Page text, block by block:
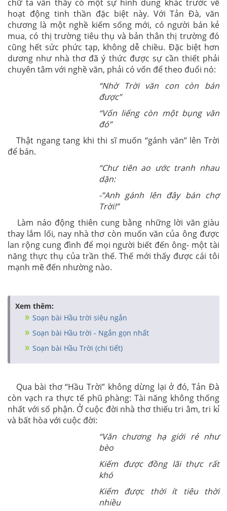
chữ ta vẫn thấy có một sự hình dung khác trước về
hoạt động tinh thần đặc biệt này. Với Tản Đà, văn
chương là một nghề kiếm sống mới, có người bán kẻ
mua, có thị trường tiêu thụ và bản thân thị trường đó
cũng hết sức phức tạp, không dễ chiều. Đặc biệt hơn
dương như nhà thơ đã ý thức được sự cần thiết phải
chuyên tâm với nghề văn, phải có vốn để theo đuổi nó:
“Nhờ Trời văn con còn bán
được”
“Vốn liếng còn một bụng văn
đó”
Thật ngang tang khi thi sĩ muốn “gánh văn” lên Trời
để bán.
“Chư tiên ao ước tranh nhau
dặn:
-”Anh gánh lên đây bán chợ
Trời!”
Làm náo động thiên cung bằng những lời văn giàu
thay lắm lối, nay nhà thơ còn muốn văn của ông được
lan rộng cung đình để mọi người biết đến ông- một tài
năng thực thụ của trần thế. Thế mới thấy được cái tôi
mạnh mẽ đến nhường nào.
Xem thêm:
Soạn bài Hầu trời siêu ngắn
Soạn bài Hầu trời - Ngắn gọn nhất
Soạn bài Hầu Trời (chi tiết)
Qua bài thơ “Hầu Trời” không dừng lại ở đó, Tản Đà
còn vạch ra thực tế phũ phàng: Tài năng không thống
nhất với số phận. Ở cuộc đời nhà thơ thiếu tri âm, tri kỉ
và bất hòa với cuộc đời:
“Văn chương hạ giới rẻ như
bèo
Kiếm được đồng lãi thực rất
khó
Kiếm được thời ít tiêu thời
nhiều